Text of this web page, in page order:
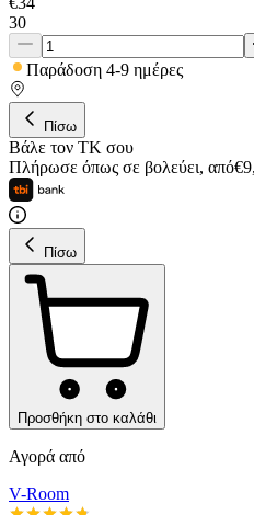
30
Παράδοση 4-9 ημέρες
Πίσω
Βάλε τον ΤΚ σου
Πλήρωσε όπως σε βολεύει, από€
Πίσω
Προσθήκη στο καλάθι
Αγορά από
V-Room